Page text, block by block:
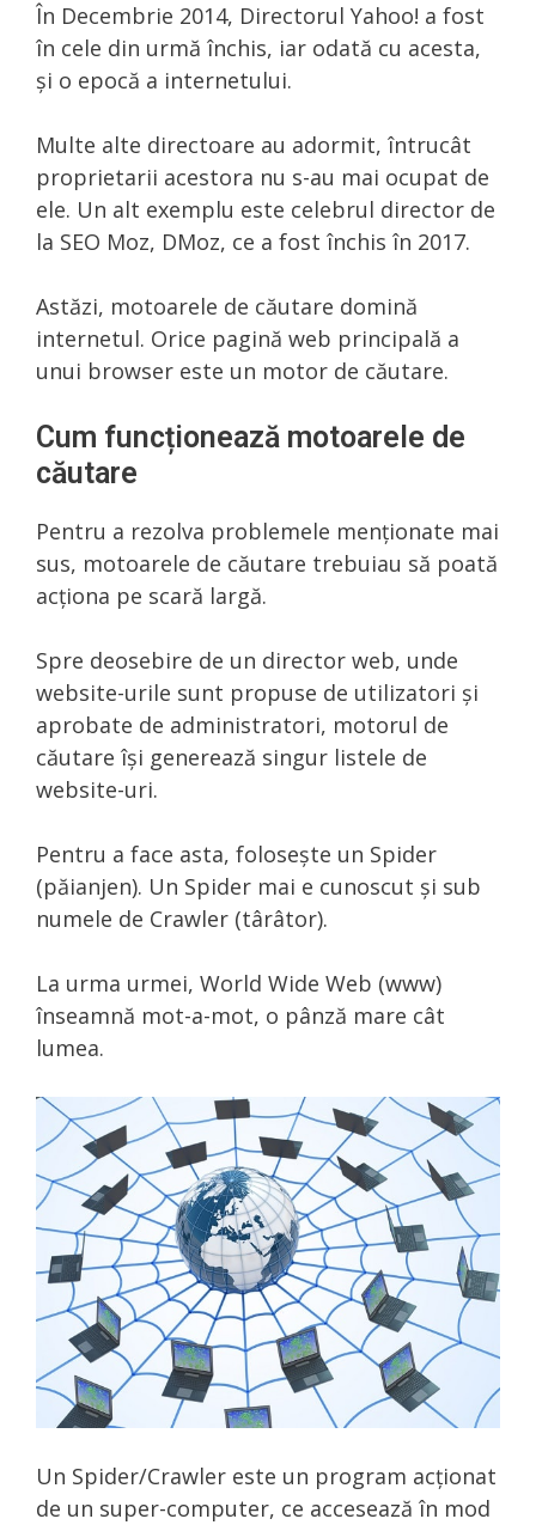
În Decembrie 2014, Directorul Yahoo! a fost
în cele din urmă închis, iar odată cu acesta,
și o epocă a internetului.
Multe alte directoare au adormit, întrucât
proprietarii acestora nu s-au mai ocupat de
ele. Un alt exemplu este celebrul director de
la SEO Moz, DMoz, ce a fost închis în 2017.
Astăzi, motoarele de căutare domină
internetul. Orice pagină web principală a
unui browser este un motor de căutare.
Cum funcționează motoarele de
căutare
Pentru a rezolva problemele menționate mai
sus, motoarele de căutare trebuiau să poată
acționa pe scară largă.
Spre deosebire de un director web, unde
website-urile sunt propuse de utilizatori și
aprobate de administratori, motorul de
căutare își generează singur listele de
website-uri.
Pentru a face asta, folosește un Spider
(păianjen). Un Spider mai e cunoscut și sub
numele de Crawler (târâtor).
La urma urmei, World Wide Web (www)
înseamnă mot-a-mot, o pânză mare cât
lumea.
Un Spider/Crawler este un program acționat
de un super-computer, ce accesează în mod